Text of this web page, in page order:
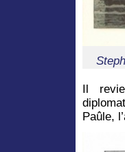
Il
Paûle,